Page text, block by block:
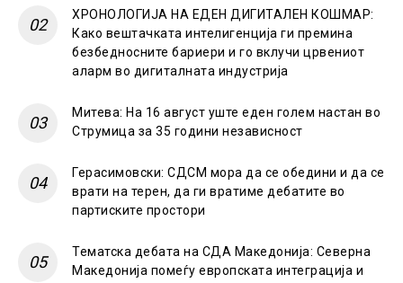
ХРОНОЛОГИЈА НА ЕДЕН ДИГИТАЛЕН КОШМАР:
Како вештачката интелигенција ги премина
безбедносните бариери и го вклучи црвениот
аларм во дигиталната индустрија
Митева: На 16 август уште еден голем настан во
Струмица за 35 години независност
Герасимовски: СДСМ мора да се обедини и да се
врати на терен, да ги вратиме дебатите во
партиските простори
Тематска дебата на СДА Македонија: Северна
Македонија помеѓу европската интеграција и